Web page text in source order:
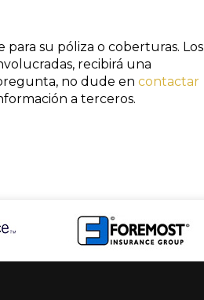
su póliza o coberturas. Los
recibirá una
no dude en contactar
a terceros.